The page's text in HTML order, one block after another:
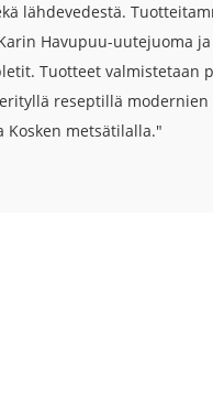
lähdevedestä.
Havupuu-uutejuoma ja
Tuotteet valmistetaan
reseptillä
Kosken metsätilalla."